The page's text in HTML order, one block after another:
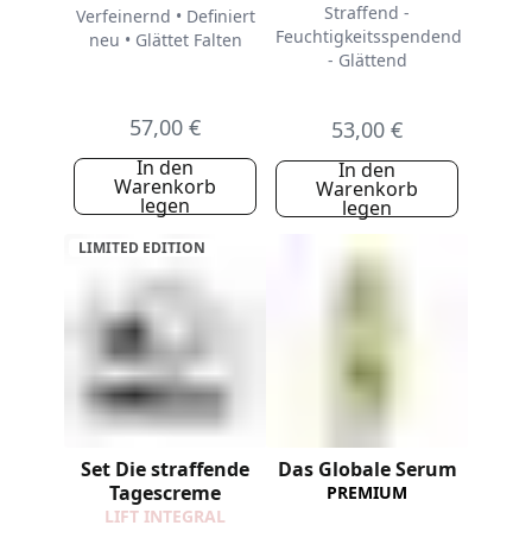
Verfeinernd • Definiert
neu • Glättet Falten
57,00 €
In den
Warenkorb
legen
Straffend -
Feuchtigkeitsspendend
- Glättend
53,00 €
In den
Warenkorb
legen
LIMITED EDITION
Set Die straffende
Tagescreme
LIFT INTEGRAL
Das Globale Serum
PREMIUM